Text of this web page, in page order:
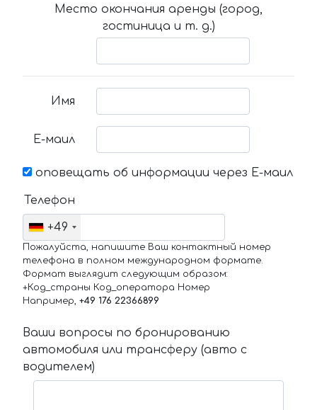
Место окончания аренды (город,
гостиница и т. д.)
Имя
Е-маил
оповещать об информации через Е-маил
Телефон
+49
Пожалуйста, напишите Ваш контактный номер
телефона в полном международном формате.
Формат выглядит следующим образом:
+Код_страны Код_оператора Номер
Например, +49 176 22366899
Ваши вопросы по бронированию
автомобиля или трансферу (авто с
водителем)